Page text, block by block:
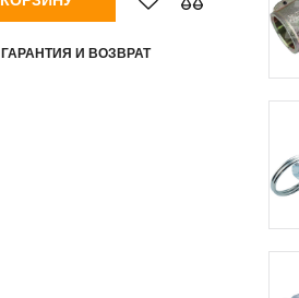
ГАРАНТИЯ И ВОЗВРАТ